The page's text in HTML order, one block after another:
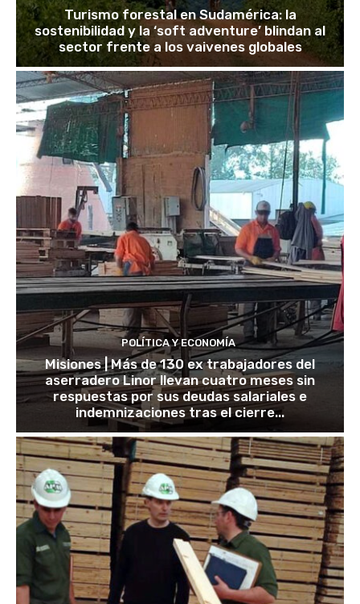
Turismo forestal en Sudamérica: la
sostenibilidad y la ‘soft adventure’ blindan al
sector frente a los vaivenes globales
POLÍTICA Y ECONOMÍA
Misiones | Más de 130 ex trabajadores del
aserradero Linor llevan cuatro meses sin
respuestas por sus deudas salariales e
indemnizaciones tras el cierre...